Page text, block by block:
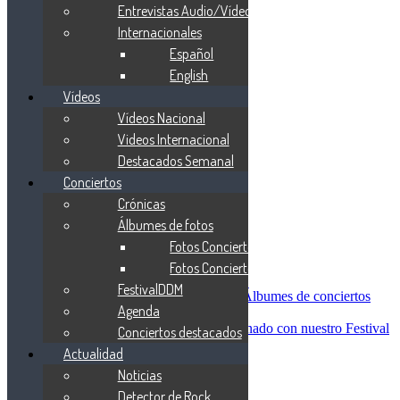
Blind Guardian
Metallica
Redemption
Saratoga
Vanden Plas
Entrevistas
Nacionales
Entrevistas Audio/Vídeo
Internacionales
Español
English
Vídeos
Vídeos Nacional
Videos Internacional
Destacados Semanal
Crónicas
Álbumes de fotos
Fotos Conciertos 2026
Álbumes de conciertos
Fotos Conciertos 2027
FestivalDDMTodas lo relacionado con nuestro Festival
Dioses del Metal
Agenda
Conciertos destacados
Actualidad
Entrevistas Audio/Vídeo
Internacionales
Español
English
Vídeos
Vídeos Nacional
Videos Internacional
Destacados Semanal
Conciertos
Crónicas
Álbumes de fotos
Fotos Conciertos 2026
Fotos Conciertos 2027
FestivalDDM
Agenda
Conciertos destacados
Actualidad
Noticias
Detector de Rock